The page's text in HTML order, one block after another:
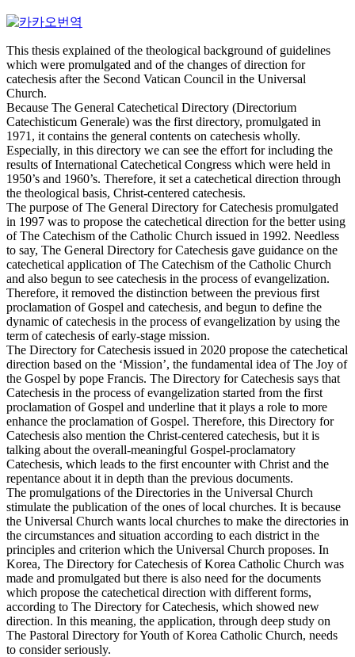
This thesis explained of the theological background of guidelines
which were promulgated and of the changes of direction for
catechesis after the Second Vatican Council in the Universal
Church.
Because The General Catechetical Directory (Directorium
Catechisticum Generale) was the first directory, promulgated in
1971, it contains the general contents on catechesis wholly.
Especially, in this directory we can see the effort for including the
results of International Catechetical Congress which were held in
1950’s and 1960’s. Therefore, it set a catechetical direction through
the theological basis, Christ-centered catechesis.
The purpose of The General Directory for Catechesis promulgated
in 1997 was to propose the catechetical direction for the better using
of The Catechism of the Catholic Church issued in 1992. Needless
to say, The General Directory for Catechesis gave guidance on the
catechetical application of The Catechism of the Catholic Church
and also begun to see catechesis in the process of evangelization.
Therefore, it removed the distinction between the previous first
proclamation of Gospel and catechesis, and begun to define the
dynamic of catechesis in the process of evangelization by using the
term of catechesis of early-stage mission.
The Directory for Catechesis issued in 2020 propose the catechetical
direction based on the ‘Mission’, the fundamental idea of The Joy of
the Gospel by pope Francis. The Directory for Catechesis says that
Catechesis in the process of evangelization started from the first
proclamation of Gospel and underline that it plays a role to more
enhance the proclamation of Gospel. Therefore, this Directory for
Catechesis also mention the Christ-centered catechesis, but it is
talking about the overall-meaningful Gospel-proclamatory
Catechesis, which leads to the first encounter with Christ and the
repentance about it in depth than the previous documents.
The promulgations of the Directories in the Universal Church
stimulate the publication of the ones of local churches. It is because
the Universal Church wants local churches to make the directories in
the circumstances and situation according to each district in the
principles and criterion which the Universal Church proposes. In
Korea, The Directory for Catechesis of Korea Catholic Church was
made and promulgated but there is also need for the documents
which propose the catechetical direction with different forms,
according to The Directory for Catechesis, which showed new
direction. In this meaning, the application, through deep study on
The Pastoral Directory for Youth of Korea Catholic Church, needs
to consider seriously.